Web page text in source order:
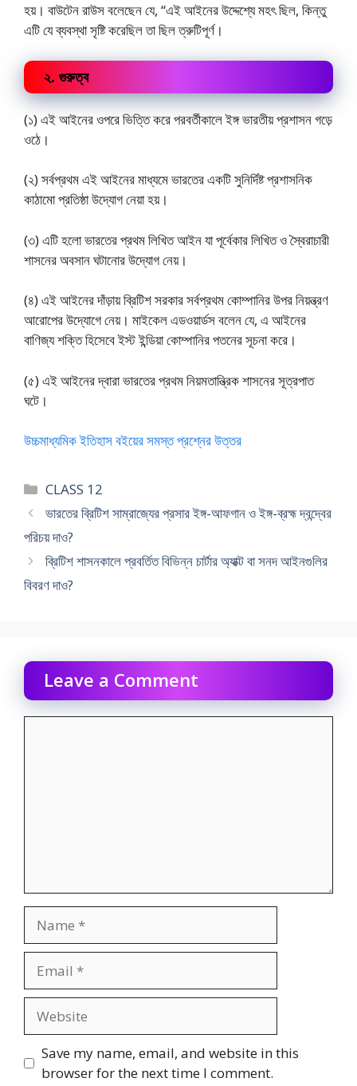
হয়। বাউটেন রাউস বলেছেন যে, “এই আইনের উদ্দেশ্যে মহৎ ছিল, কিন্তু
এটি যে ব্যবস্থা সৃষ্টি করেছিল তা ছিল ত্রুটিপূর্ণ।
২. গুরুত্ব
(১) এই আইনের ওপরে ভিত্তি করে পরবর্তীকালে ইঙ্গ ভারতীয় প্রশাসন গড়ে
ওঠে।
(২) সর্বপ্রথম এই আইনের মাধ্যমে ভারতের একটি সুনির্দিষ্ট প্রশাসনিক
কাঠামো প্রতিষ্ঠা উদ্যোগ নেয়া হয়।
(৩) এটি হলো ভারতের প্রথম লিখিত আইন যা পূর্বেকার লিখিত ও স্বৈরাচারী
শাসনের অবসান ঘটানোর উদ্যোগ নেয়।
(৪) এই আইনের দাঁড়ায় ব্রিটিশ সরকার সর্বপ্রথম কোম্পানির উপর নিয়ন্ত্রণ
আরোপের উদ্যোগে নেয়। মাইকেল এড‌ওয়ার্ডস বলেন যে, এ আইনের
বাণিজ্য শক্তি হিসেবে ইস্ট ইন্ডিয়া কোম্পানির পতনের সূচনা করে।
(৫) এই আইনের দ্বারা ভারতের প্রথম নিয়মতান্ত্রিক শাসনের সূত্রপাত
ঘটে।
উচ্চমাধ্যমিক ইতিহাস বইয়ের সমস্ত প্রশ্নের উত্তর
Categories
CLASS 12
ভারতের ব্রিটিশ সাম্রাজ্যের প্রসার ইঙ্গ-আফগান ও ইঙ্গ-ব্রহ্ম দ্বন্দ্বের
পরিচয় দাও?
ব্রিটিশ শাসনকালে প্রবর্তিত বিভিন্ন চার্টার অ্যাক্ট বা সনদ আইনগুলির
বিবরণ দাও?
Leave a Comment
Save my name, email, and website in this
browser for the next time I comment.